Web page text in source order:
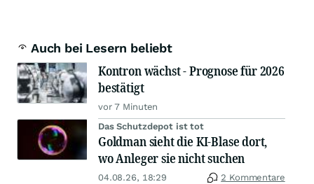
Auch bei Lesern beliebt
Kontron wächst - Prognose für 2026
bestätigt
vor 7 Minuten
Das Schutzdepot ist tot
Goldman sieht die KI-Blase dort,
wo Anleger sie nicht suchen
04.08.26, 18:29 2 Kommentare